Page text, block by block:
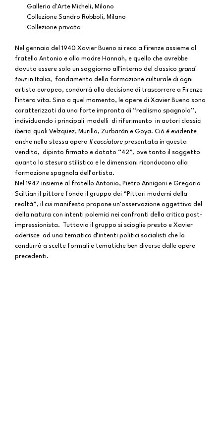
Galleria d'Arte Micheli, Milano
Collezione Sandro Rubboli, Milano
Collezione privata
Nel gennaio del 1940 Xavier Bueno si reca a Firenze assieme al
fratello Antonio e alla madre Hannah, e quello che avrebbe
dovuto essere solo un soggiorno all’interno del classico grand
tourin Italia, fondamento della formazione culturale di ogni
artista europeo, condurrà alla decisione di trascorrere a Firenze
l’intera vita. Sino a quel momento, le opere di Xavier Bueno sono
caratterizzati da una forte impronta di “realismo spagnolo”,
individuando i principali modelli di riferimento in autori classici
iberici quali Velzquez, Murillo, Zurbaràn e Goya. Ciò è evidente
anche nella stessa opera Il cacciatore presentata in questa
vendita, dipinto firmato e datato “42”, ove tanto il soggetto
quanto la stesura stilistica e le dimensioni riconducono alla
formazione spagnola dell’artista.
Nel 1947 insieme al fratello Antonio, Pietro Annigoni e Gregorio
Sciltian il pittore fonda il gruppo dei “Pittori moderni della
realtà”, il cui manifesto propone un’osservazione oggettiva del
della natura con intenti polemici nei confronti della critica post-
impressionista. Tuttavia il gruppo si scioglie presto e Xavier
aderisce ad una tematica d’intenti politici socialisti che lo
condurrà a scelte formali e tematiche ben diverse dalle opere
precedenti.